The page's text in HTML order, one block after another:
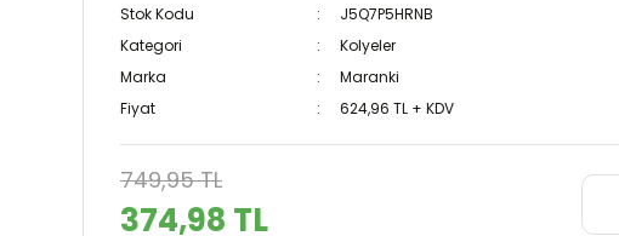
Stok Kodu
J5Q7P5HRNB
Kategori
Kolyeler
Marka
Maranki
Fiyat
624,96 TL + KDV
749,95 TL
374,98 TL